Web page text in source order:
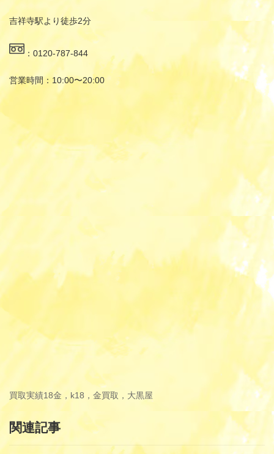
吉祥寺駅より徒歩2分
：0120-787-844
営業時間：10:00〜20:00
買取実績18金，k18，金買取，大黒屋
関連記事